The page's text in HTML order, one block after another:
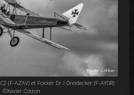
(F-AZAV) et Fokker Dr.I Dreidecker (F-AYDR)
©Xavier Cotton